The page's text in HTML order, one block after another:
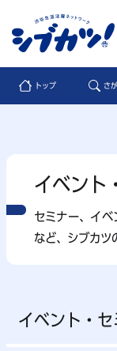
トップ さ
イベント
セミナー、イ
など、シブカツ
イベント・